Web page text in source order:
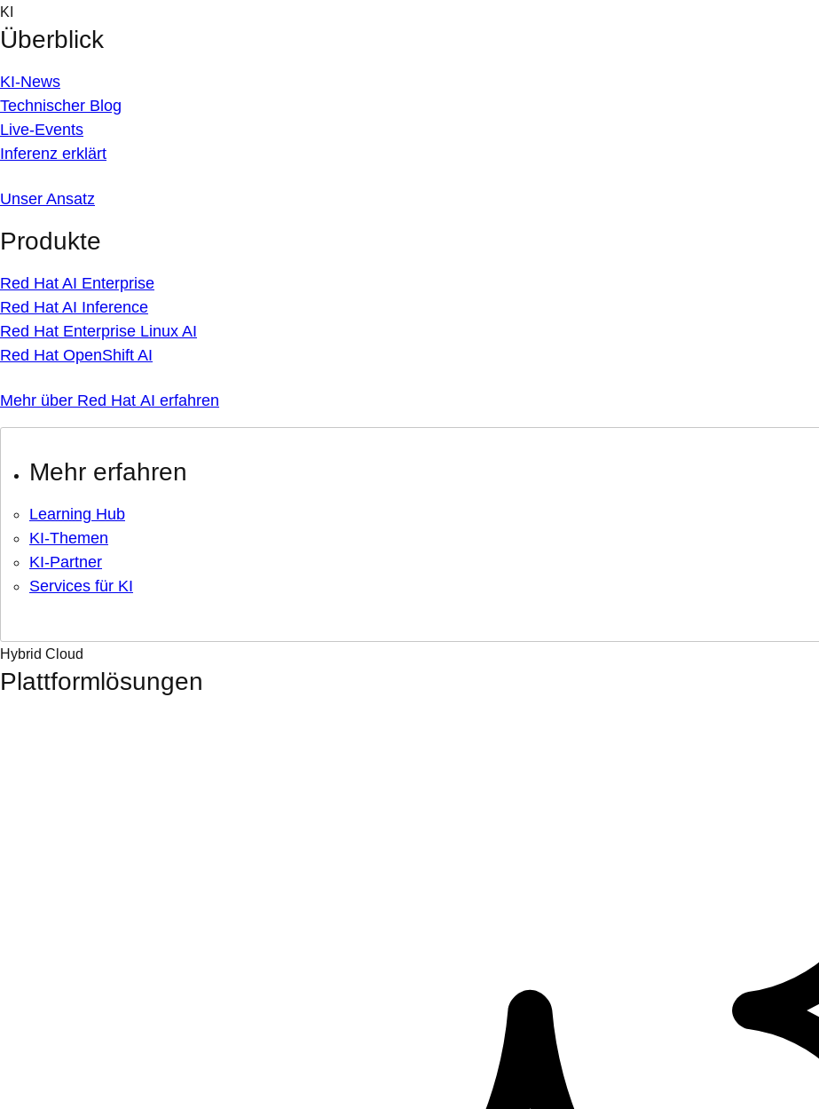
Skip
to
content
KI
Überblick
KI-News
Technischer Blog
Live-Events
Inferenz erklärt
Unser Ansatz
Produkte
Red Hat AI Enterprise
Red Hat AI Inference
Red Hat Enterprise Linux AI
Red Hat OpenShift AI
Mehr über Red Hat AI erfahren
Mehr erfahren
Learning Hub
KI-Themen
KI-Partner
Services für KI
Hybrid Cloud
Plattformlösungen